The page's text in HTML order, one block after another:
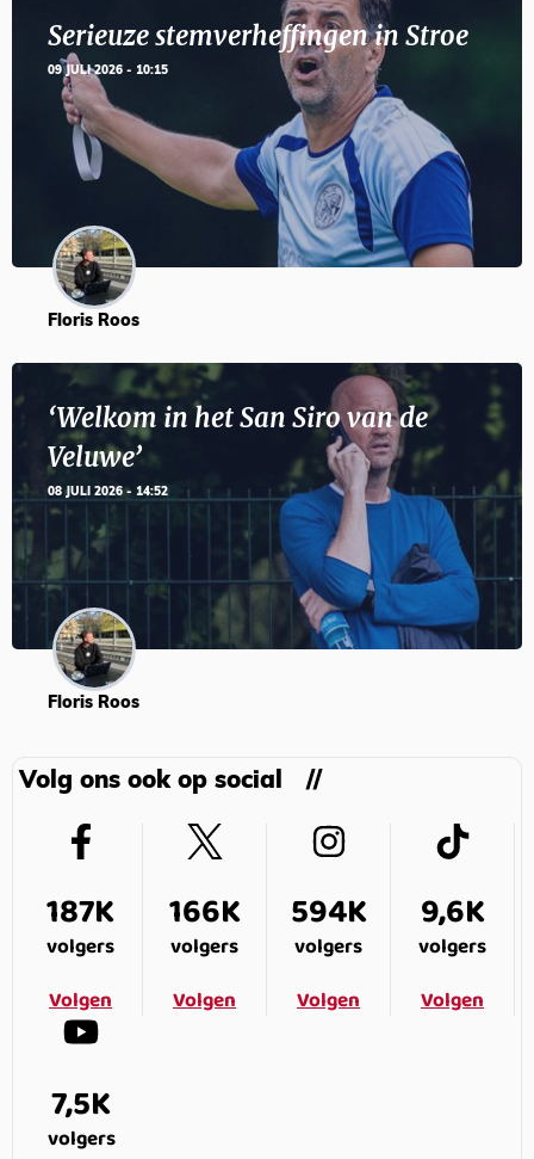
Serieuze stemverheffingen in Stroe
09 JULI 2026 - 10:15
Floris Roos
‘Welkom in het San Siro van de
Veluwe’
08 JULI 2026 - 14:52
Floris Roos
Volg ons ook op social
187K
volgers
Volgen
166K
volgers
Volgen
594K
volgers
Volgen
9,6K
volgers
Volgen
7,5K
volgers